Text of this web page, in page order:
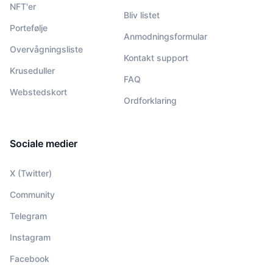
NFT'er
Portefølje
Overvågningsliste
Kruseduller
Webstedskort
Bliv listet
Anmodningsformular
Kontakt support
FAQ
Ordforklaring
Sociale medier
X (Twitter)
Community
Telegram
Instagram
Facebook